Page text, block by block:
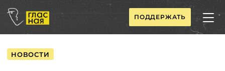
ПОДДЕРЖАТЬ
НОВОСТИ